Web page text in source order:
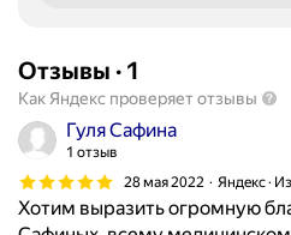
Отзывы · 1
Как Яндекс проверяет отзывы
Гуля Сафина
1 отзыв
28 мая 2022
Яндекс ·
Хотим выразить огромную